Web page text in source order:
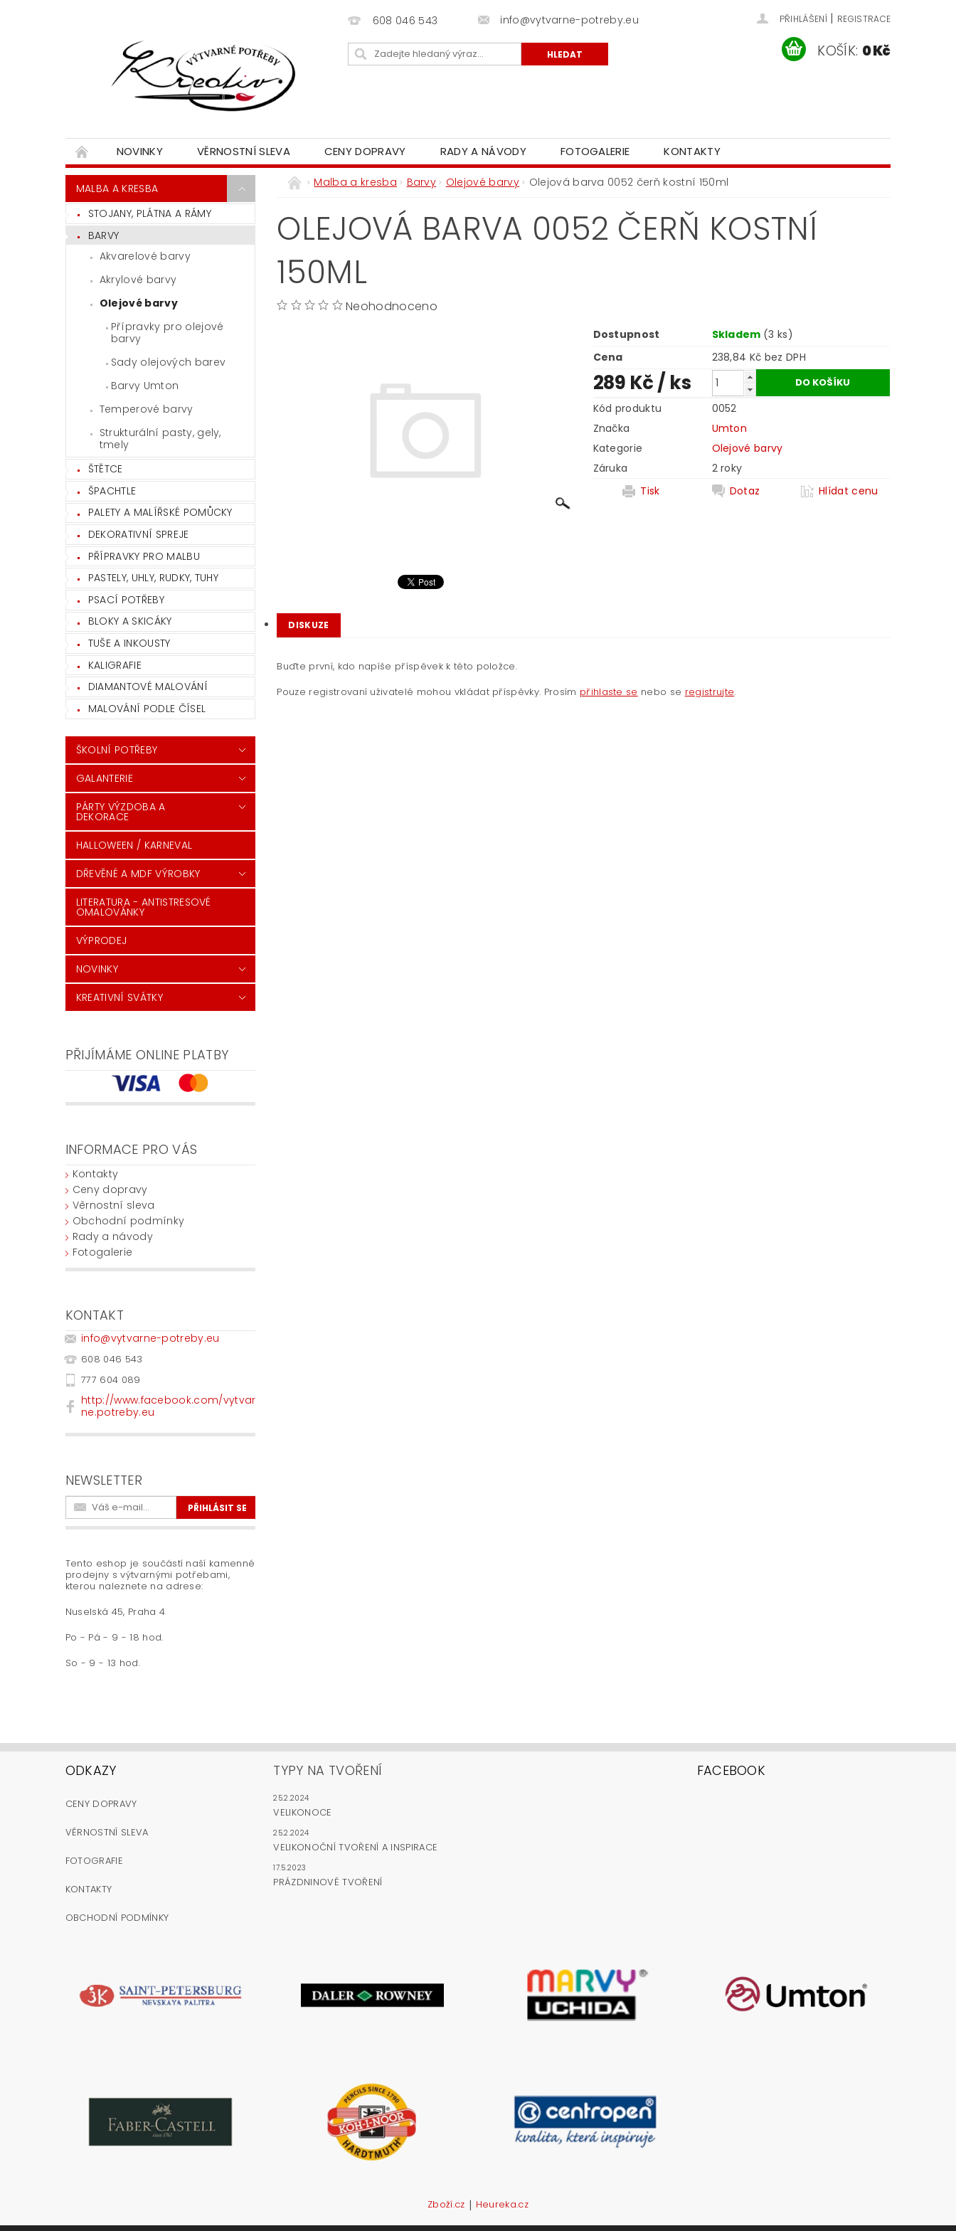
608 046 543 info@vytvarne-potreby.eu PŘIHLÁŠENÍ | REGISTRACE
KOŠÍK: 0 Kč
NOVINKY VĚRNOSTNÍ SLEVA CENY DOPRAVY RADY A NÁVODY FOTOGALERIE KONTAKTY
MALBA A KRESBA
STOJANY, PLÁTNA A RÁMY
BARVY
Akvarelové barvy
Akrylové barvy
Olejové barvy
Přípravky pro olejové
barvy
Sady olejových barev
Barvy Umton
Temperové barvy
Strukturální pasty, gely,
tmely
ŠTĚTCE
ŠPACHTLE
PALETY A MALÍŘSKÉ POMŮCKY
DEKORATIVNÍ SPREJE
PŘÍPRAVKY PRO MALBU
PASTELY, UHLY, RUDKY, TUHY
PSACÍ POTŘEBY
BLOKY A SKICÁKY
TUŠE A INKOUSTY
KALIGRAFIE
DIAMANTOVÉ MALOVÁNÍ
MALOVÁNÍ PODLE ČÍSEL
ŠKOLNÍ POTŘEBY
GALANTERIE
PÁRTY VÝZDOBA A
DEKORACE
HALLOWEEN / KARNEVAL
DŘEVĚNÉ A MDF VÝROBKY
LITERATURA - ANTISTRESOVÉ
OMALOVÁNKY
VÝPRODEJ
NOVINKY
KREATIVNÍ SVÁTKY
PŘIJÍMÁME ONLINE PLATBY
INFORMACE PRO VÁS
Kontakty
Ceny dopravy
Věrnostní sleva
Obchodní podmínky
Rady a návody
Fotogalerie
KONTAKT
info@vytvarne-potreby.eu
608 046 543
777 604 089
http://www.facebook.com/vytvar
ne.potreby.eu
NEWSLETTER
Tento eshop je součástí naší kamenné
prodejny s výtvarnými potřebami,
kterou naleznete na adrese:
Nuselská 45, Praha 4
Po - Pá - 9 - 18 hod.
So - 9 - 13 hod.
Malba a kresba Barvy Olejové barvy Olejová barva 0052 čerň kostní 150ml
OLEJOVÁ BARVA 0052 ČERŇ KOSTNÍ
150ML
Neohodnoceno
Dostupnost Skladem (3 ks)
Cena
238,84 Kč bez DPH
289 Kč/ ks
Kód produktu
0052
Značka
Umton
Kategorie
Olejové barvy
Záruka
2 roky
Tisk
Dotaz Hlídat cenu
DISKUZE
Buďte první, kdo napíše příspěvek k této položce.
Pouze registrovaní uživatelé mohou vkládat příspěvky. Prosím přihlaste se nebo se registrujte.
ODKAZY
CENY DOPRAVY
VĚRNOSTNÍ SLEVA
FOTOGRAFIE
KONTAKTY
OBCHODNÍ PODMÍNKY
TYPY NA TVOŘENÍ
25.2.2024
VELIKONOCE
25.2.2024
VELIKONOČNÍ TVOŘENÍ A INSPIRACE
17.5.2023
PRÁZDNINOVÉ TVOŘENÍ
FACEBOOK
Zboží.cz | Heureka.cz